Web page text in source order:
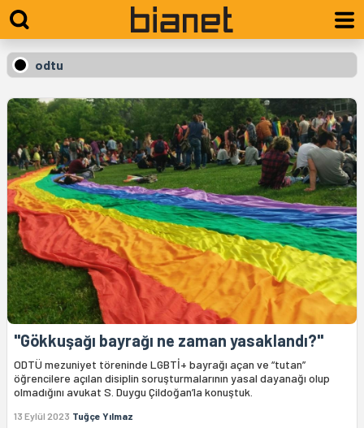
odtu
"Gökkuşağı bayrağı ne zaman yasaklandı?"
ODTÜ mezuniyet töreninde LGBTİ+ bayrağı açan ve “tutan”
öğrencilere açılan disiplin soruşturmalarının yasal dayanağı olup
olmadığını avukat S. Duygu Çildoğan’la konuştuk.
13 Eylül 2023 Tuğçe Yılmaz